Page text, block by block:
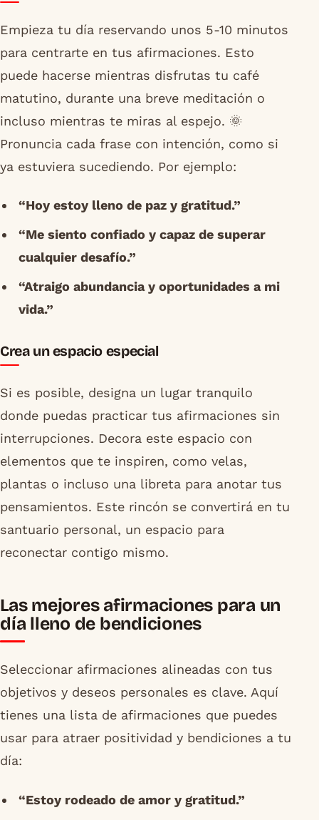
Empieza tu día reservando unos 5-10 minutos
para centrarte en tus afirmaciones. Esto
puede hacerse mientras disfrutas tu café
matutino, durante una breve meditación o
incluso mientras te miras al espejo. 🌞
Pronuncia cada frase con intención, como si
ya estuviera sucediendo. Por ejemplo:
“Hoy estoy lleno de paz y gratitud.”
“Me siento confiado y capaz de superar
cualquier desafío.”
“Atraigo abundancia y oportunidades a mi
vida.”
Crea un espacio especial
Si es posible, designa un lugar tranquilo
donde puedas practicar tus afirmaciones sin
interrupciones. Decora este espacio con
elementos que te inspiren, como velas,
plantas o incluso una libreta para anotar tus
pensamientos. Este rincón se convertirá en tu
santuario personal, un espacio para
reconectar contigo mismo.
Las mejores afirmaciones para un
día lleno de bendiciones
Seleccionar afirmaciones alineadas con tus
objetivos y deseos personales es clave. Aquí
tienes una lista de afirmaciones que puedes
usar para atraer positividad y bendiciones a tu
día:
“Estoy rodeado de amor y gratitud.”